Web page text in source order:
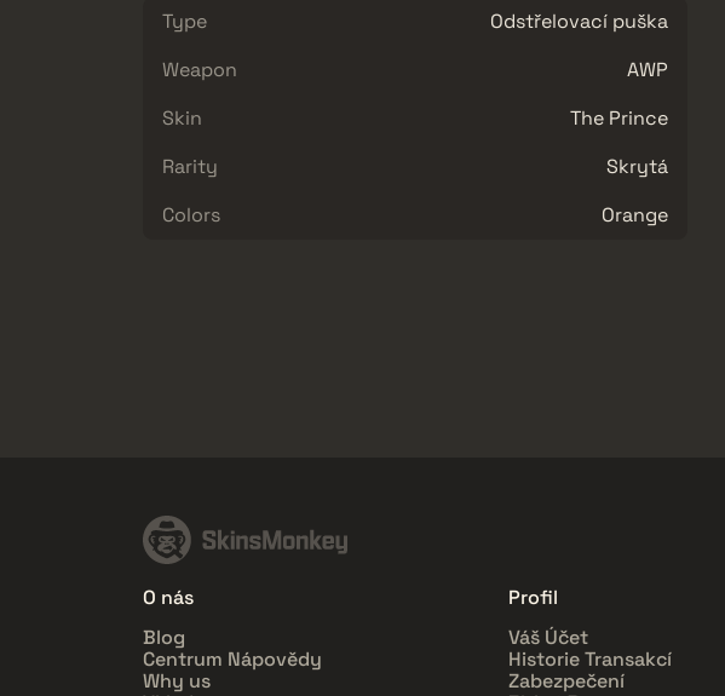
Type
Odstřelovací puška
Weapon
AWP
Skin
The Prince
Rarity
Skrytá
Colors
Orange
O nás
Blog
Centrum Nápovědy
Why us
Profil
Váš Účet
Historie Transakcí
Zabezpečení